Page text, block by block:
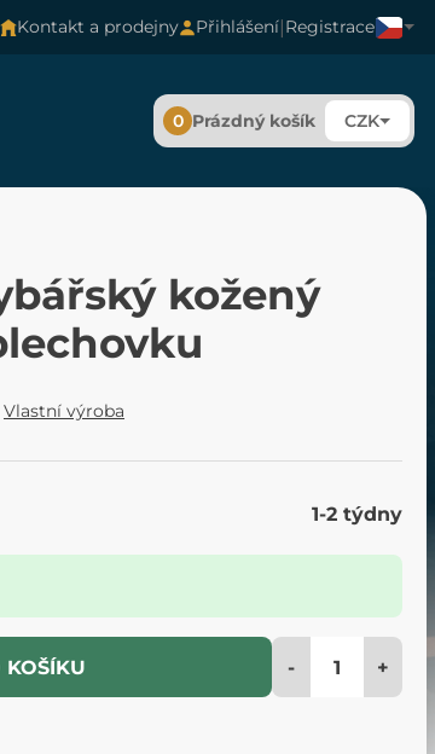
Kontakt a prodejny Přihlášení|Registrace
0 Prázdný košík CZK
kožený
Vlastní výroba
1-2 týdny
KOŠÍKU - +